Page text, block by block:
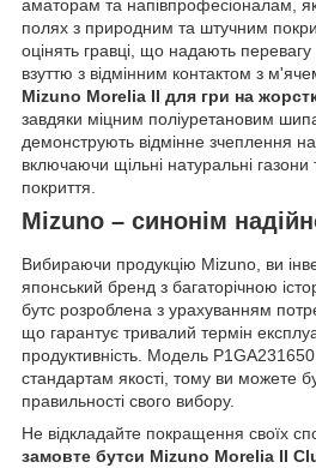
аматорам та напівпрофесіоналам,
полях з природним та штучним
оцінять гравці, що надають
взуттю з відмінним контактом з
Mizuno Morelia II для гри на
завдяки міцним поліуретановим
демонструють відмінне зчеплення
включаючи щільні натуральні газони
покриття.
Mizuno – синонім
Вибираючи продукцію Mizuno, ви
японський бренд з багаторічною
бутс розроблена з урахуванням
що гарантує тривалий термін
продуктивність. Модель
стандартам якості, тому ви можете
правильності свого вибору.
Не відкладайте покращення своїх
замовте бутси Mizuno Morelia II